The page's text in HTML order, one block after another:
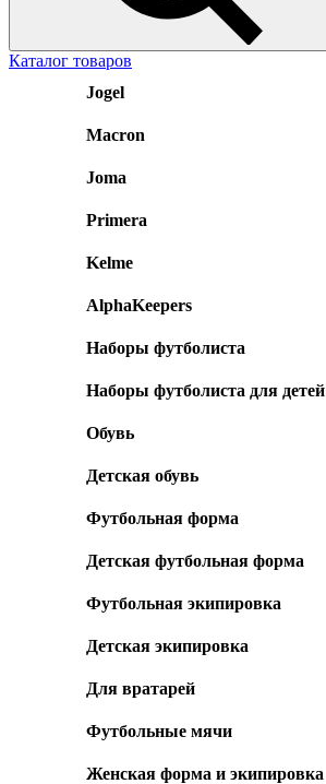
Каталог товаров
Jogel
Macron
Joma
Primera
Kelme
AlphaKeepers
Наборы футболиста
Наборы футболиста для детей
Обувь
Детская обувь
Футбольная форма
Детская футбольная форма
Футбольная экипировка
Детская экипировка
Для вратарей
Футбольные мячи
Женская форма и экипировка